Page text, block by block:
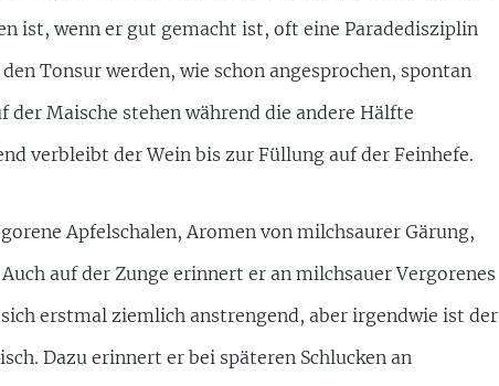
ist, wenn er gut gemacht ist, oft eine Paradedisziplin
Tonsur werden, wie schon angesprochen, spontan
Maische stehen während die andere Hälfte
verbleibt der Wein bis zur Füllung auf der Feinhefe.
Apfelschalen, Aromen von milchsaurer Gärung,
auf der Zunge erinnert er an milchsauer Vergorenes
erstmal ziemlich anstrengend, aber irgendwie ist der
Dazu erinnert er bei späteren Schlucken an